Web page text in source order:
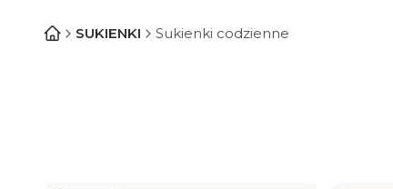
SUKIENKI Sukienki codzienne